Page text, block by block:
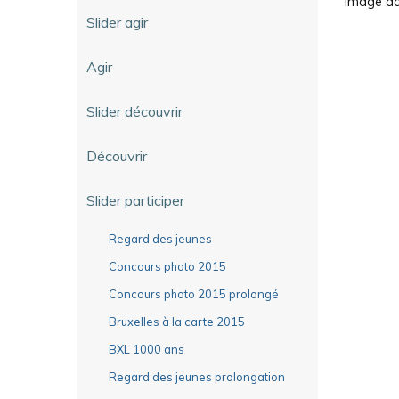
Slider agir
Agir
Slider découvrir
Découvrir
Slider participer
Regard des jeunes
Concours photo 2015
Concours photo 2015 prolongé
Bruxelles à la carte 2015
BXL 1000 ans
Regard des jeunes prolongation